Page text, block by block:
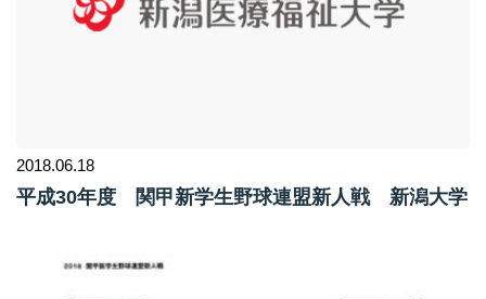
2018.06.18
平成30年度 関甲新学生野球連盟新人戦 新潟大学